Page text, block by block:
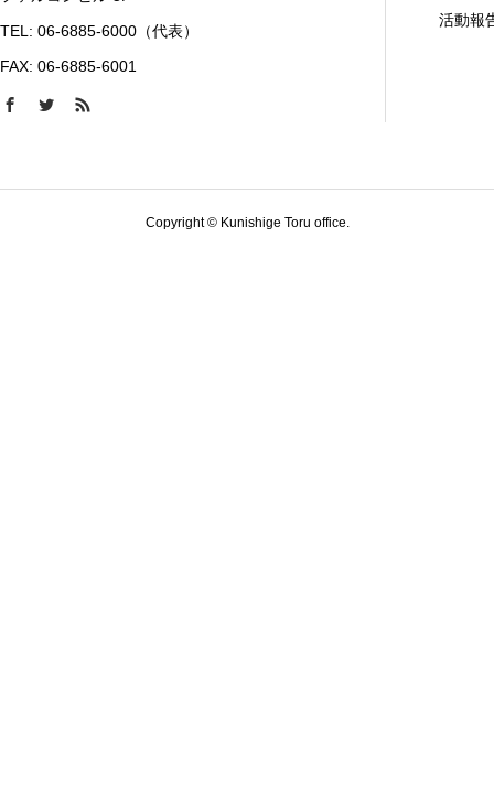
TEL: 06-6885-6000（代表）
FAX: 06-6885-6001
活動報
Copyright © Kunishige Toru office.